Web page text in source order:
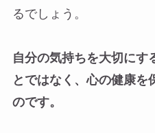
るでしょう。
自分の気持ちを大切にす
とではなく、心の健康を
のです。